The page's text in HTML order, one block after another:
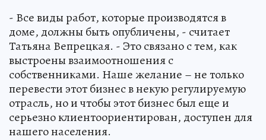
- Все виды работ, которые производятся в
доме, должны быть опубличены, - считает
Татьяна Вепрецкая. - Это связано с тем, как
выстроены взаимоотношения с
собственниками. Наше желание – не только
перевести этот бизнес в некую регулируемую
отрасль, но и чтобы этот бизнес был еще и
серьезно клиентоориентирован, доступен для
нашего населения.